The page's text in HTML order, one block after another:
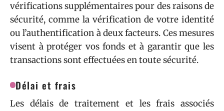
vérifications supplémentaires pour des raisons de
sécurité, comme la vérification de votre identité
ou l’authentification à deux facteurs. Ces mesures
visent à protéger vos fonds et à garantir que les
transactions sont effectuées en toute sécurité.
Délai et frais
Les délais de traitement et les frais associés